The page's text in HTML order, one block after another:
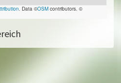
. Data ©OSM contributors. ©